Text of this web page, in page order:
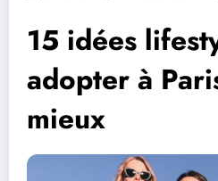
15 idées
adopter à
mieux